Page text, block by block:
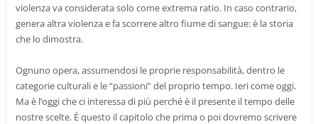
violenza va considerata solo come extrema ratio. In caso contrario,
genera altra violenza e fa scorrere altro fiume di sangue: è la storia
che lo dimostra.
Ognuno opera, assumendosi le proprie responsabilità, dentro le
categorie culturali e le “passioni” del proprio tempo. Ieri come oggi.
Ma è l’oggi che ci interessa di più perché è il presente il tempo delle
nostre scelte. È questo il capitolo che prima o poi dovremo scrivere